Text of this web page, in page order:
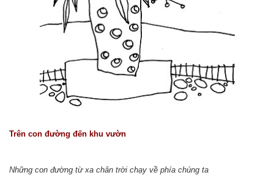
Trên con đường đến khu vườn
Những con đường từ xa chân trời chạy về phía chúng ta